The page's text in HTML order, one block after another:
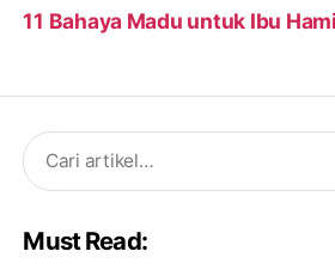
11 Bahaya Madu untuk Ibu
Search
for:
Must Read: